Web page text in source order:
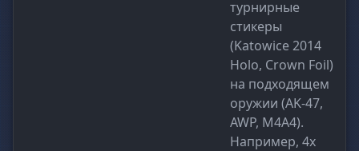
турнирные
стикеры
(Katowice 2014
Holo, Crown Foil)
на подходящем
оружии (AK-47,
AWP, M4A4).
Например, 4x